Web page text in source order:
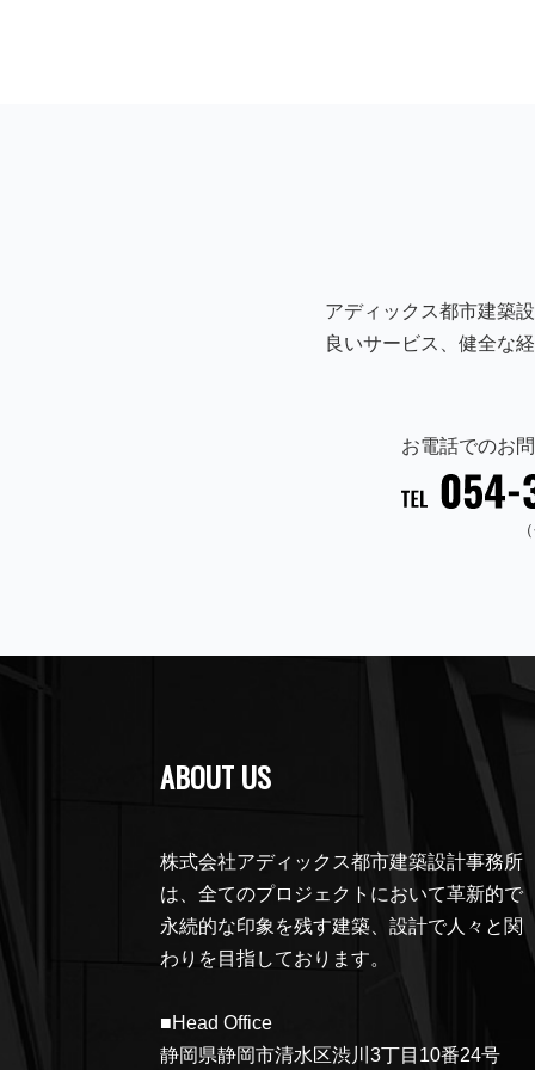
アディックス都市建築
良いサービス、健全な
お電話でのお
ABOUT US
株式会社アディックス都市建築設計事務所
は、全てのプロジェクトにおいて革新的で
永続的な印象を残す建築、設計で人々と関
わりを目指しております。
■Head Office
静岡県静岡市清水区渋川3丁目10番24号